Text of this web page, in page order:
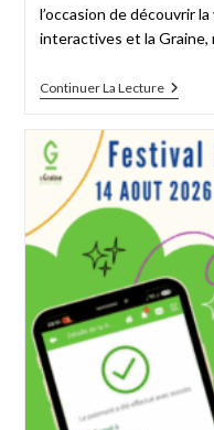
l’occasion de découvrir
interactives et la Graine,
Continuer La Lecture